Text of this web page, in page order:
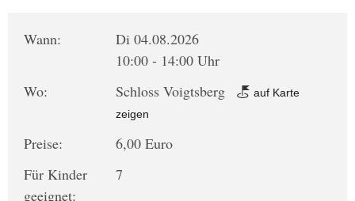
Wann:
Di 04.08.2026
10:00 - 14:00 Uhr
Wo:
Schloss Voigtsberg
auf Karte
zeigen
Preise:
6,00 Euro
Für Kinder
geeignet:
7